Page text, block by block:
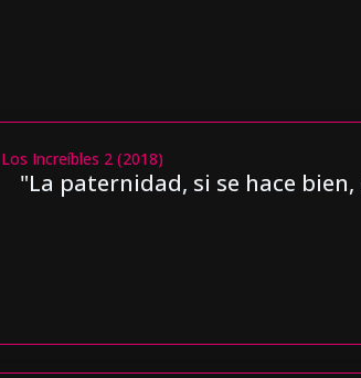
Los Increíbles 2 (2018)
"La paternidad, si se hace